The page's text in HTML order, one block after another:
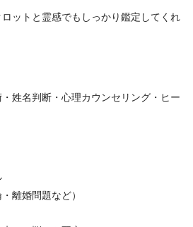
ットと霊感でもしっかり鑑定してくれ
姓名判断・心理カウンセリング・ヒー
離婚問題など）